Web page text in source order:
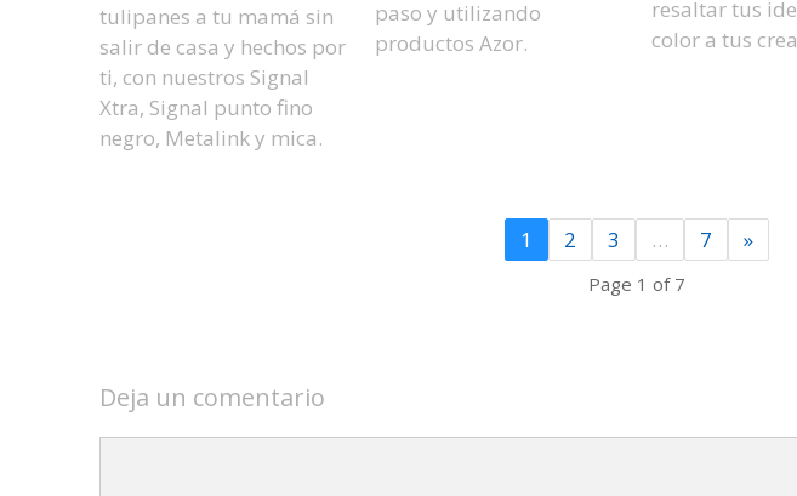
tulipanes a tu mamá sin
salir de casa y hechos por
ti, con nuestros Signal
Xtra, Signal punto fino
negro, Metalink y mica.
paso y utilizando
productos Azor.
resaltar tus
color a tus
1 2 3 … 7 »
Page 1 of 7
Deja un comentario